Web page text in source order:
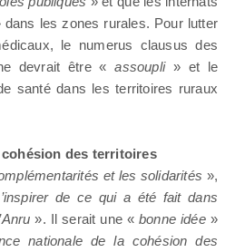
dans les zones rurales. Pour lutter
le numerus clausus des
devrait être «assoupli» et le
santé dans les territoires ruraux
des territoires
et les solidarités »,
de ce qui a été fait dans
». Il serait une «bonne idée »
nationale de la cohésion des